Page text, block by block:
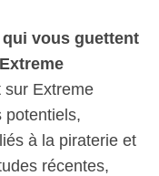
vous guettent
sur Extreme
potentiels,
à la piraterie et
récentes,